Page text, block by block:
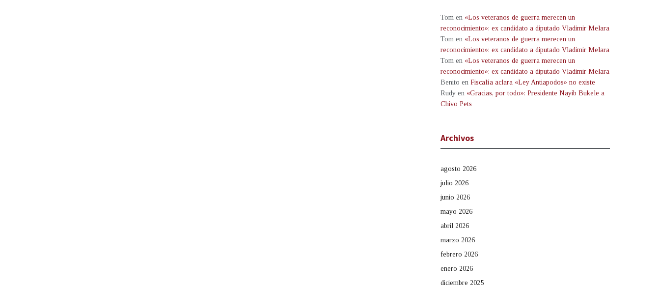
Tom en «Los veteranos de guerra merecen un
reconocimiento»: ex candidato a diputado Vladimir Melara
Tom en «Los veteranos de guerra merecen un
reconocimiento»: ex candidato a diputado Vladimir Melara
Tom en «Los veteranos de guerra merecen un
reconocimiento»: ex candidato a diputado Vladimir Melara
Benito en Fiscalía aclara «Ley Antiapodos» no existe
Rudy en «Gracias, por todo»: Presidente Nayib Bukele a
Chivo Pets
Archivos
agosto 2026
julio 2026
junio 2026
mayo 2026
abril 2026
marzo 2026
febrero 2026
enero 2026
diciembre 2025